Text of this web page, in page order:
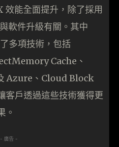
能全面提升，除了採用
軟件升級有關。其中
多項技術，包括
Cache、
Azure、Cloud Block
客戶透過這些技術獲得更
。
- 廣告 -